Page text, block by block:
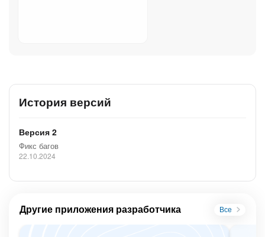
История версий
Версия 2
Фикс багов
22.10.2024
Другие приложения разработчика Все